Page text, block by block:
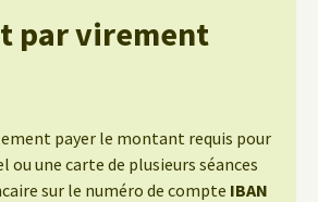
par virement
payer le montant requis pour
ou une carte de plusieurs séances
sur le numéro de compte IBAN